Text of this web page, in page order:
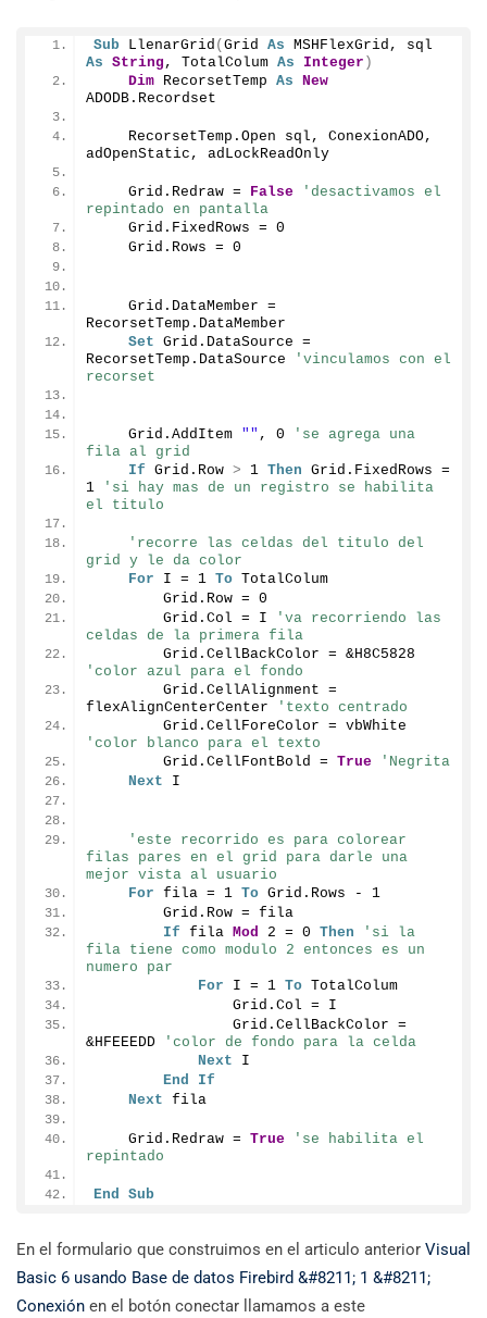
Sub LlenarGrid ( Grid As
As String , TotalColum As Integer )
Dim RecorsetTemp As New
ADODB. Recordset
    RecorsetTemp.
Open sql, ConexionADO,
adOpenStatic, adLockReadOnly
    Grid.
Redraw = False
'desactivamos el
repintado en pantalla
    Grid.
FixedRows = 0
    Grid.
Rows = 0
    Grid.
DataMember =
RecorsetTemp. DataMember
Set Grid. DataSource =
RecorsetTemp. DataSource
'vinculamos con el
recorset
    Grid.
AddItem "" , 0
'se agrega una
fila al grid
If Grid. Row > 1 Then Grid. FixedRows
1
'si hay mas de un registro se habilita
el titulo
'recorre las celdas del titulo del
grid y le da color
For I = 1 To TotalColum
        Grid.
Row = 0
        Grid.
Col = I
'va recorriendo las
celdas de la primera fila
        Grid.
CellBackColor
'color azul para el fondo
        Grid.
CellAlignment =
flexAlignCenterCenter
'texto centrado
        Grid.
CellForeColor
'color blanco para el texto
        Grid.
CellFontBold = True
'Negrita
Next I
'este recorrido es para colorear
filas pares en el grid para darle una
mejor vista al usuario
For fila = 1 To Grid. Rows - 1
        Grid.
Row = fila
If fila Mod 2 = 0 Then
'si la
fila tiene como modulo 2 entonces es un
numero par
For I = 1 To TotalColum
                Grid.
Col = I
                Grid.
CellBackColor =
&HFEEEDD
'color de fondo para la celda
Next I
End
If
Next fila
    Grid.
Redraw = True
'se habilita el
repintado
End Sub
En el formulario que construimos en el articulo anterior Visual
Basic 6 usando Base de datos Firebird &#8211; 1 &#8211;
Conexión en el botón conectar llamamos a este